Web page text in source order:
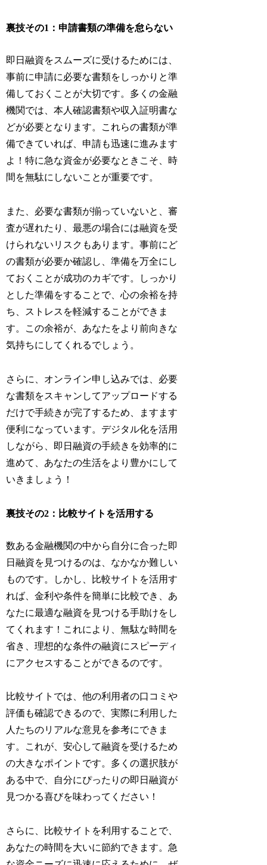
裏技その1：申請書類の準備を怠らない
即日融資をスムーズに受けるためには、
事前に申請に必要な書類をしっかりと準
備しておくことが大切です。多くの金融
機関では、本人確認書類や収入証明書な
どが必要となります。これらの書類が準
備できていれば、申請も迅速に進みます
よ！特に急な資金が必要なときこそ、時
間を無駄にしないことが重要です。
また、必要な書類が揃っていないと、審
査が遅れたり、最悪の場合には融資を受
けられないリスクもあります。事前にど
の書類が必要か確認し、準備を万全にし
ておくことが成功のカギです。しっかり
とした準備をすることで、心の余裕を持
ち、ストレスを軽減することができま
す。この余裕が、あなたをより前向きな
気持ちにしてくれるでしょう。
さらに、オンライン申し込みでは、必要
な書類をスキャンしてアップロードする
だけで手続きが完了するため、ますます
便利になっています。デジタル化を活用
しながら、即日融資の手続きを効率的に
進めて、あなたの生活をより豊かにして
いきましょう！
裏技その2：比較サイトを活用する
数ある金融機関の中から自分に合った即
日融資を見つけるのは、なかなか難しい
ものです。しかし、比較サイトを活用す
れば、金利や条件を簡単に比較でき、あ
なたに最適な融資を見つける手助けをし
てくれます！これにより、無駄な時間を
省き、理想的な条件の融資にスピーディ
にアクセスすることができるのです。
比較サイトでは、他の利用者の口コミや
評価も確認できるので、実際に利用した
人たちのリアルな意見を参考にできま
す。これが、安心して融資を受けるため
の大きなポイントです。多くの選択肢が
ある中で、自分にぴったりの即日融資が
見つかる喜びを味わってください！
さらに、比較サイトを利用することで、
あなたの時間を大いに節約できます。急